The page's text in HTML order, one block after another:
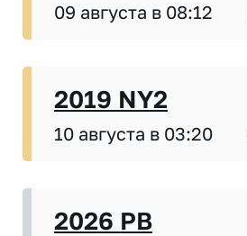
09 августа в 08:12
2019 NY2
10 августа в 03:20
2026 PB